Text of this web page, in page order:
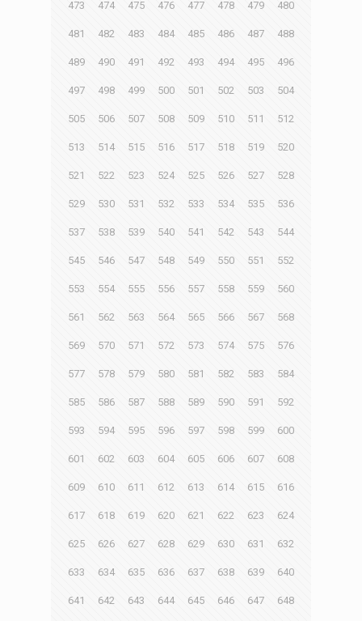
473 474 475 476 477 478 479 480
481 482 483 484 485 486 487 488
489 490 491 492 493 494 495 496
497 498 499 500 501 502 503 504
505 506 507 508 509 510 511 512
513 514 515 516 517 518 519 520
521 522 523 524 525 526 527 528
529 530 531 532 533 534 535 536
537 538 539 540 541 542 543 544
545 546 547 548 549 550 551 552
553 554 555 556 557 558 559 560
561 562 563 564 565 566 567 568
569 570 571 572 573 574 575 576
577 578 579 580 581 582 583 584
585 586 587 588 589 590 591 592
593 594 595 596 597 598 599 600
601 602 603 604 605 606 607 608
609 610 611 612 613 614 615 616
617 618 619 620 621 622 623 624
625 626 627 628 629 630 631 632
633 634 635 636 637 638 639 640
641 642 643 644 645 646 647 648